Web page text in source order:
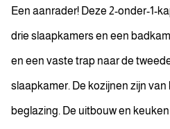
Een aanrader! Deze 2-onder-1-
drie slaapkamers en een
en een vaste trap naar de
slaapkamer. De kozijnen zijn
beglazing. De uitbouw en